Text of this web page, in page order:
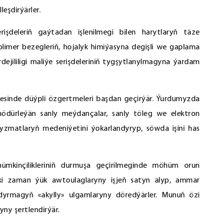
gaýtadan işlenilmegi bilen harytlaryň täze
bezegleriň, hojalyk himiýasyna degişli we gaplama
maliýe serişdeleriniň tygşytlanylmagyna ýardam
düýpli özgertmeleri başdan geçirýär. Ýurdumyzda
sanly meýdançalar, sanly töleg we elektron
medeniýetini ýokarlandyryp, söwda işini has
durmuşa geçirilmeginde möhüm orun
zaman ýük awtoulaglaryny işjeň satyn alyp, ammar
«akylly» ulgamlaryny döredýärler. Munuň özi
şertlendirýär.